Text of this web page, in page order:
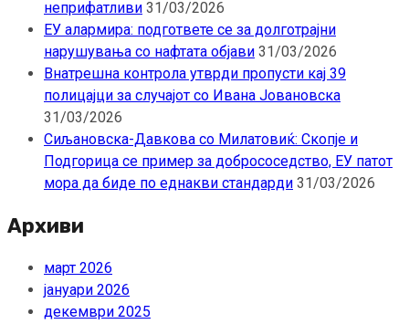
неприфатливи 31/03/2026
ЕУ алармира: подгответе се за долготрајни
нарушувања со нафтата објави 31/03/2026
Внатрешна контрола утврди пропусти кај 39
полицајци за случајот со Ивана Јовановска
31/03/2026
Сиљановска-Давкова со Милатовиќ: Скопје и
Подгорица се пример за добрососедство, ЕУ патот
мора да биде по еднакви стандарди 31/03/2026
Архиви
март 2026
јануари 2026
декември 2025